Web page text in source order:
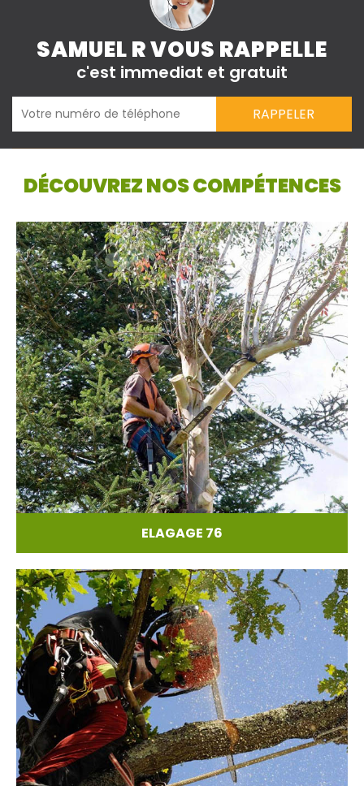
SAMUEL R VOUS RAPPELLE
c'est immediat et gratuit
DÉCOUVREZ NOS COMPÉTENCES
ELAGAGE 76